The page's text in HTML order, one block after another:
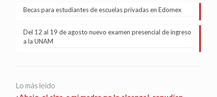
Becas para estudiantes de escuelas privadas en Edomex
Del 12 al 19 de agosto nuevo examen presencial de ingreso
a la UNAM
Lo más leído